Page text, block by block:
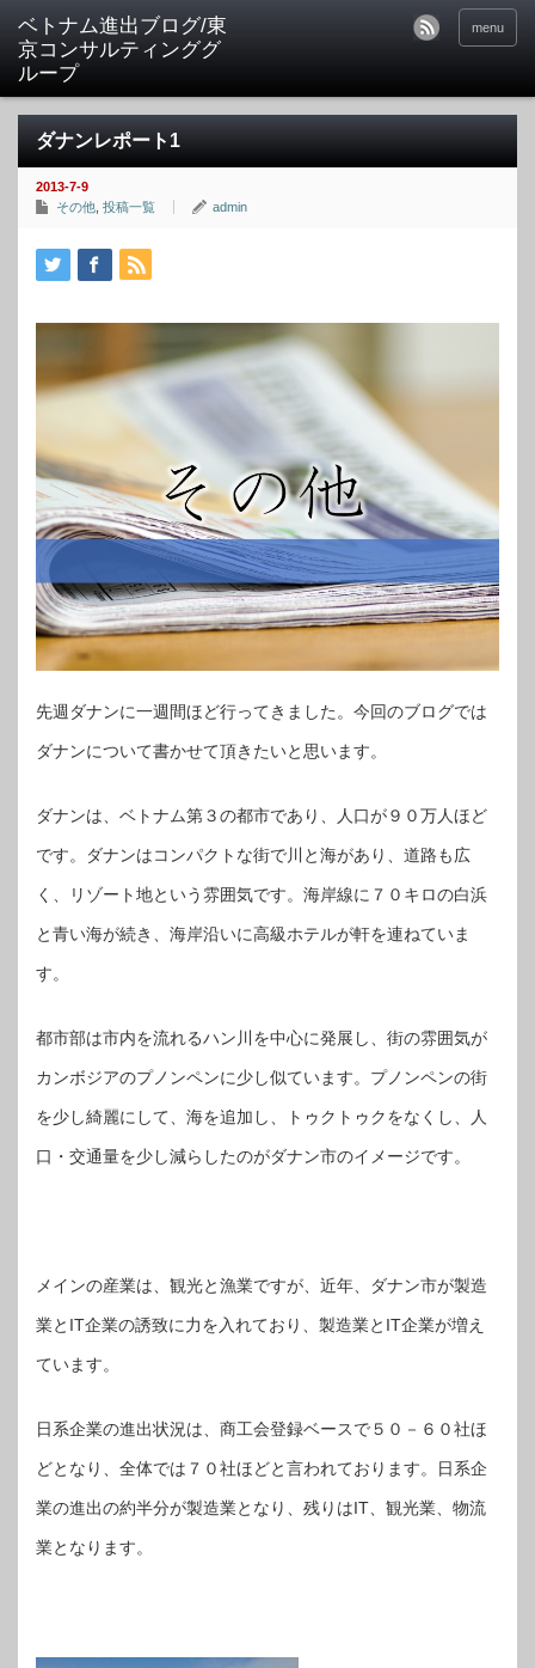
ベトナム進出ブログ/東
京コンサルティンググ
ループ
menu
ダナンレポート1
2013-7-9
その他 投稿一覧 admin
先週ダナンに一週間ほど行ってきました。今回のブログでは
ダナンについて書かせて頂きたいと思います。
ダナンは、ベトナム第３の都市であり、人口が９０万人ほど
です。ダナンはコンパクトな街で川と海があり、道路も広
く、リゾート地という雰囲気です。海岸線に７０キロの白浜
と青い海が続き、海岸沿いに高級ホテルが軒を連ねていま
す。
都市部は市内を流れるハン川を中心に発展し、街の雰囲気が
カンボジアのプノンペンに少し似ています。プノンペンの街
を少し綺麗にして、海を追加し、トゥクトゥクをなくし、人
口・交通量を少し減らしたのがダナン市のイメージです。
メインの産業は、観光と漁業ですが、近年、ダナン市が製造
業とIT企業の誘致に力を入れており、製造業とIT企業が増え
ています。
日系企業の進出状況は、商工会登録ベースで５０－６０社ほ
どとなり、全体では７０社ほどと言われております。日系企
業の進出の約半分が製造業となり、残りはIT、観光業、物流
業となります。